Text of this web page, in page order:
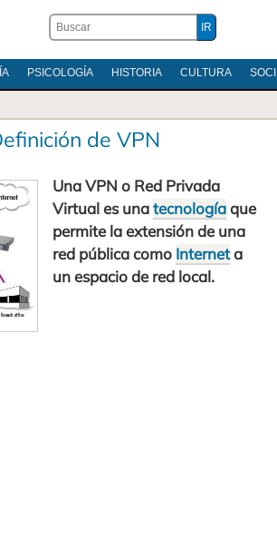
PSICOLOGÍA HISTORIA CULTURA
de VPN
Una VPN o Red Privada
Virtual es unatecnologíaque
permite la extensión de una
red pública como Interneta
un espacio de red local.